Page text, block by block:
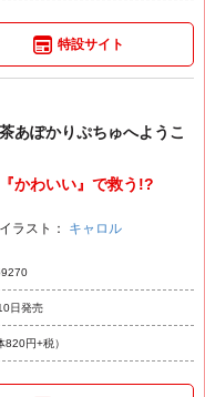
特設サイト
あぽかりぷちゅへようこ
かわいい』で救う!?
イラスト： キャロル
日発売
820円+税）